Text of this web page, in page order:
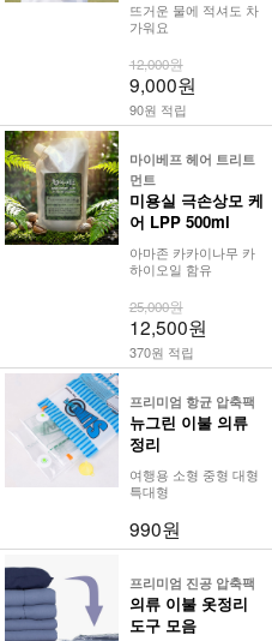
뜨거운 물에 적셔도 차
가워요
12,000원
9,000원
90원 적립
마이베프 헤어 트리트
먼트
미용실 극손상모 케
어 LPP 500ml
아마존 카카이나무 카
하이오일 함유
25,000원
12,500원
370원 적립
프리미엄 항균 압축팩
뉴그린 이불 의류
정리
여행용 소형 중형 대형
특대형
990원
프리미엄 진공 압축팩
의류 이불 옷정리
도구 모음